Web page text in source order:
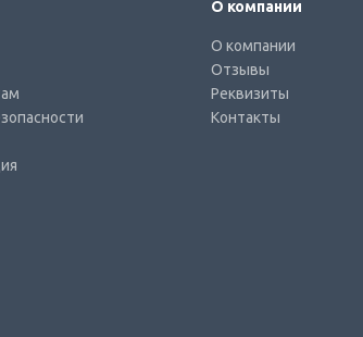
О компании
О компании
Отзывы
Реквизиты
Контакты